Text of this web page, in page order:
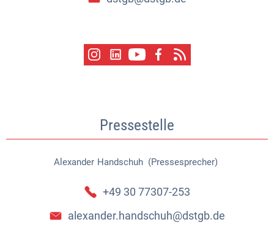
Pressestelle
Alexander Handschuh (Pressesprecher)
Alexander Handschuh
+49 30 77307-253
alexander.handschuh@dstgb.de